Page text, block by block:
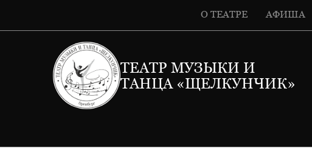
О ТЕАТРЕ АФИША
ТЕАТР МУЗЫКИ И
ТАНЦА «ЩЕЛКУНЧИК»